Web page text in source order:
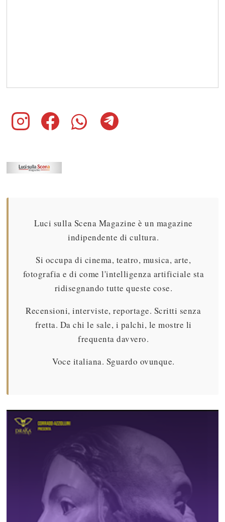
Luci sulla Scena Magazine è un magazine
indipendente di cultura.
Si occupa di cinema, teatro, musica, arte,
fotografia e di come l'intelligenza artificiale sta
ridisegnando tutte queste cose.
Recensioni, interviste, reportage. Scritti senza
fretta. Da chi le sale, i palchi, le mostre li
frequenta davvero.
Voce italiana. Sguardo ovunque.